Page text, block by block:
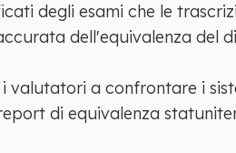
degli esami che le
dell'equivalenza del
i valutatori a confrontare i
di equivalenza